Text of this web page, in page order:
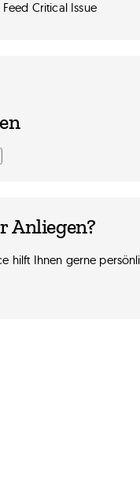
Critical Issue
Anliegen?
hilft Ihnen gerne